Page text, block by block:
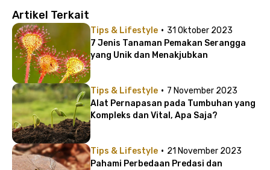
Artikel Terkait
Tips & Lifestyle · 31 Oktober 2023
7 Jenis Tanaman Pemakan Serangga
yang Unik dan Menakjubkan
Tips & Lifestyle · 7 November 2023
Alat Pernapasan pada Tumbuhan yang
Kompleks dan Vital, Apa Saja?
Tips & Lifestyle · 21 November 2023
Pahami Perbedaan Predasi dan